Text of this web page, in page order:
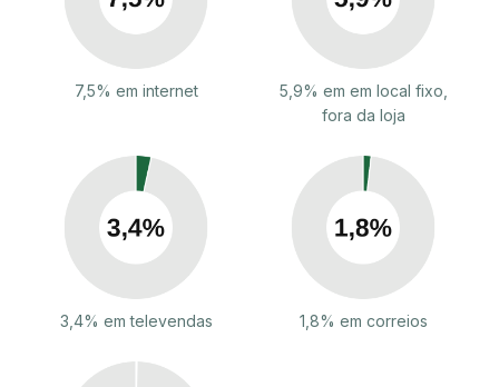
7,5% em internet
5,9% em em local fixo,
fora da loja
3,4% em televendas 1,8% em correios